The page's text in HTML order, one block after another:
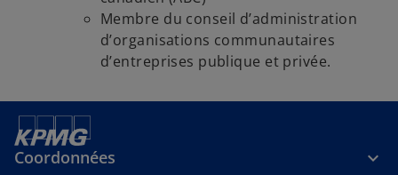
Membre du conseil d’administration
d’organisations communautaires
d’entreprises publique et privée.
Coordonnées